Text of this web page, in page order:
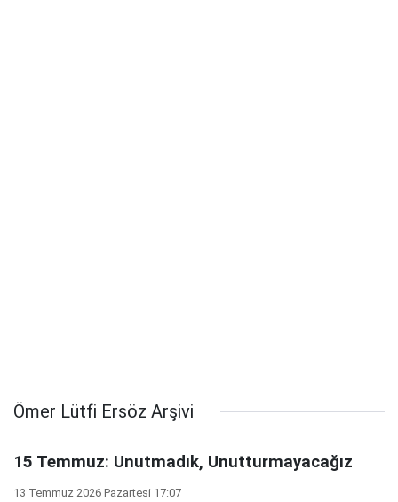
Ömer Lütfi Ersöz Arşivi
15 Temmuz: Unutmadık, Unutturmayacağız
13 Temmuz 2026 Pazartesi 17:07